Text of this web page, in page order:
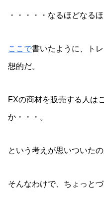
・・・・・なるほどなる
ここで書いたように、ト
想的だ。
FXの商材を販売する人は
か・・・。
という考えが思いついたの
そんなわけで、ちょっとづ